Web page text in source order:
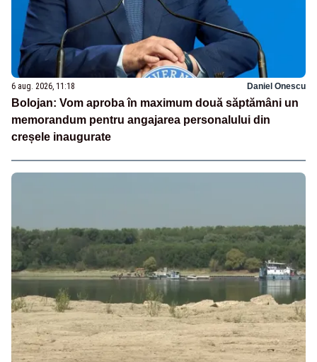
6 aug. 2026, 11:18 Daniel Onescu
Bolojan: Vom aproba în maximum două săptămâni un
memorandum pentru angajarea personalului din
creșele inaugurate